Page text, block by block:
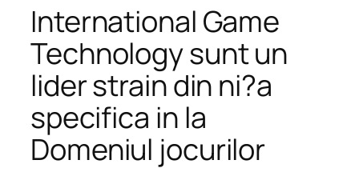
International Game
Technology sunt un
lider strain din ni?a
specifica in la
Domeniul jocurilor